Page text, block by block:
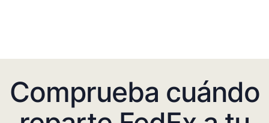
Comprueba cuándo